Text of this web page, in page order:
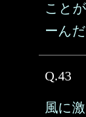
こと
ーん
Q.43
風に